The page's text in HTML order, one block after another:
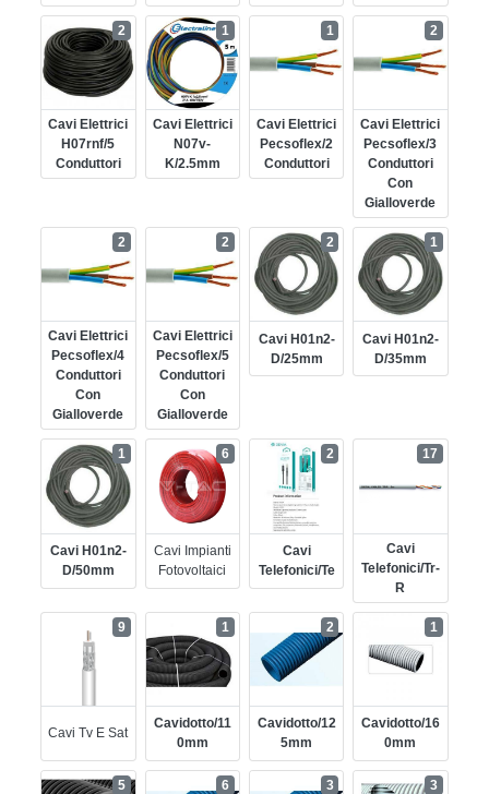
Cavi Elettrici
H07rnf/5
Conduttori
2
Cavi Elettrici
N07v-
K/2.5mm
1
Cavi Elettrici
Pecsoflex/2
Conduttori
1
Cavi Elettrici
Pecsoflex/3
Conduttori
Con
Gialloverde
2
Cavi Elettrici
Pecsoflex/4
Conduttori
Con
Gialloverde
2
Cavi Elettrici
Pecsoflex/5
Conduttori
Con
Gialloverde
2
Cavi H01n2-
D/25mm
2
Cavi H01n2-
D/35mm
1
Cavi H01n2-
D/50mm
1
Cavi Impianti
Fotovoltaici
6
Cavi
Telefonici/te
2
Cavi
Telefonici/tr-
R
17
Cavi Tv E Sat
9
Cavidotto/11
0mm
1
Cavidotto/12
5mm
2
Cavidotto/16
0mm
1
5 6 3 3